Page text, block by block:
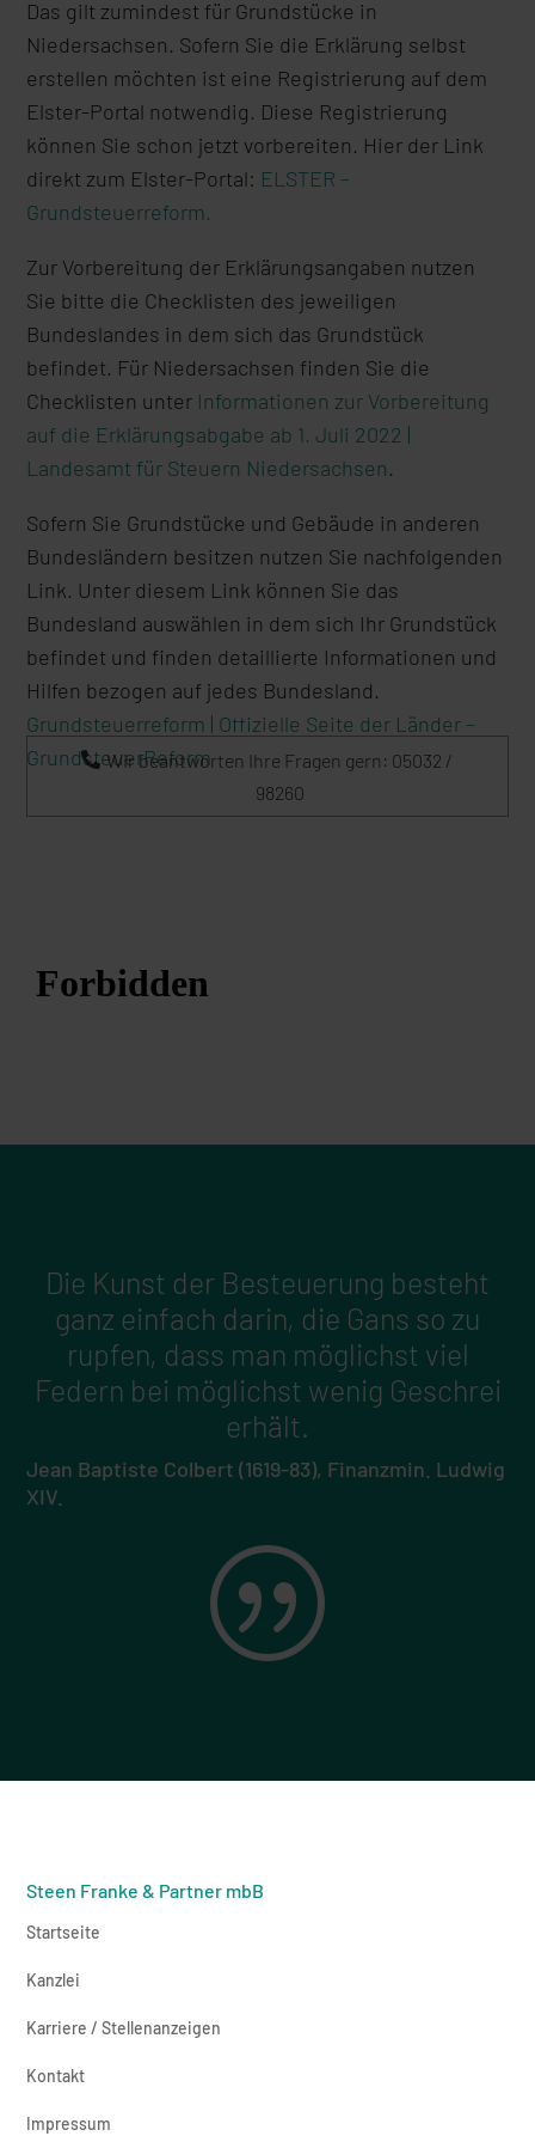
Das gilt zumindest für Grundstücke in
Niedersachsen. Sofern Sie die Erklärung selbst
erstellen möchten ist eine Registrierung auf dem
Elster-Portal notwendig. Diese Registrierung
können Sie schon jetzt vorbereiten. Hier der Link
direkt zum Elster-Portal: ELSTER –
Grundsteuerreform.
Zur Vorbereitung der Erklärungsangaben nutzen
Sie bitte die Checklisten des jeweiligen
Bundeslandes in dem sich das Grundstück
befindet. Für Niedersachsen finden Sie die
Checklisten unter Informationen zur Vorbereitung
auf die Erklärungsabgabe ab 1. Juli 2022 |
Landesamt für Steuern Niedersachsen.
Sofern Sie Grundstücke und Gebäude in anderen
Bundesländern besitzen nutzen Sie nachfolgenden
Link. Unter diesem Link können Sie das
Bundesland auswählen in dem sich Ihr Grundstück
befindet und finden detaillierte Informationen und
Hilfen bezogen auf jedes Bundesland.
Grundsteuerreform | Offizielle Seite der Länder –
GrundsteuerReform
Wir beantworten Ihre Fragen gern: 05032 /
98260
Die Kunst der Besteuerung besteht
ganz einfach darin, die Gans so zu
rupfen, dass man möglichst viel
Federn bei möglichst wenig Geschrei
erhält.
Jean Baptiste Colbert (1619-83), Finanzmin. Ludwig
XIV.
|
Steen Franke & Partner mbB
Startseite
Kanzlei
Karriere / Stellenanzeigen
Kontakt
Impressum